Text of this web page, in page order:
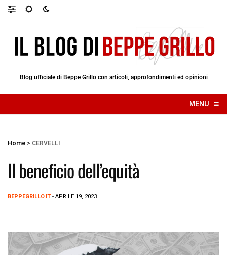
Blog ufficiale di Beppe Grillo con articoli, approfondimenti ed opinioni
MENU ≡
☰
Home > CERVELLI
Il beneficio dell’equità
BEPPEGRILLO.IT - APRILE 19, 2023